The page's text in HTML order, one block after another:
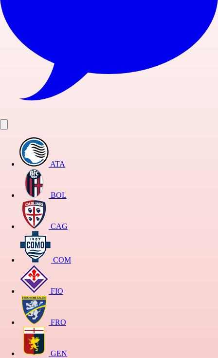
ATA
BOL
CAG
COM
FIO
FRO
GEN